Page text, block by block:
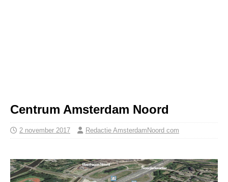
Centrum Amsterdam Noord
2 november 2017 Redactie AmsterdamNoord com